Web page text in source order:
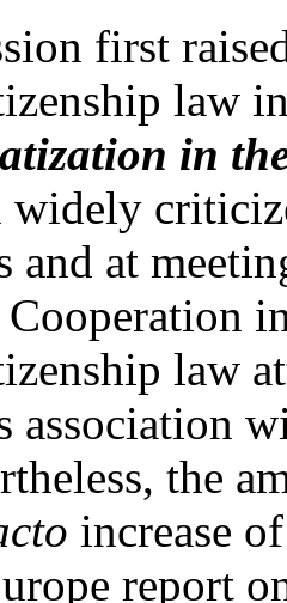
first
law
in
widely
and at
law
association
the
increase
report